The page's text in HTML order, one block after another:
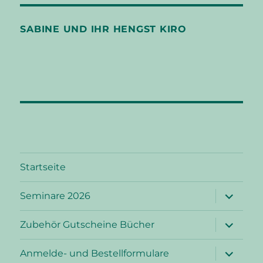
SABINE UND IHR HENGST KIRO
Startseite
Seminare 2026
öffnen
Zubehör Gutscheine Bücher
öffnen
Anmelde- und Bestellformulare
öffnen